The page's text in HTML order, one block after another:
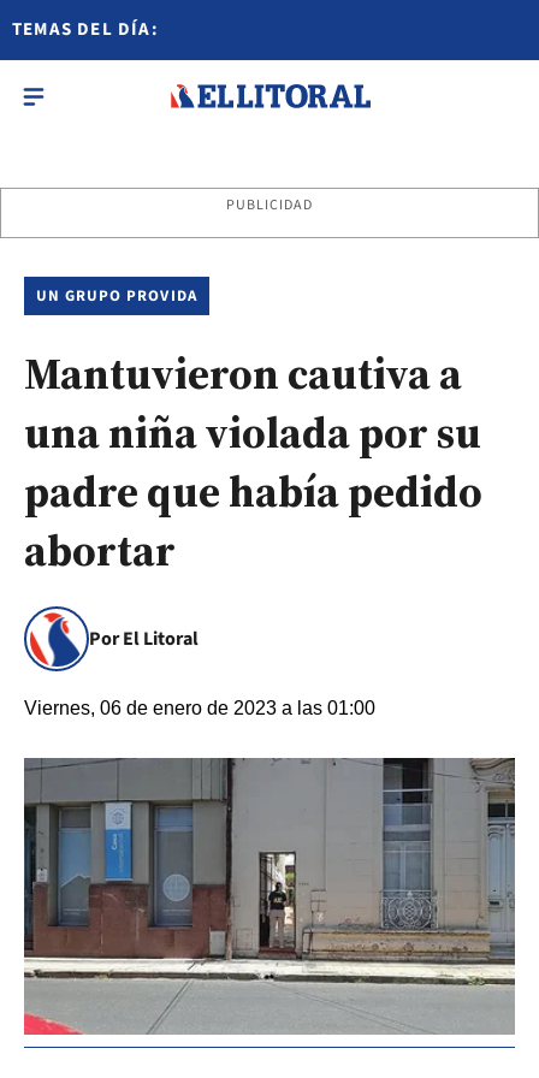
TEMAS DEL DÍA:
PUBLICIDAD
UN GRUPO PROVIDA
Mantuvieron cautiva a
una niña violada por su
padre que había pedido
abortar
Por El Litoral
Viernes, 06 de enero de 2023 a las 01:00